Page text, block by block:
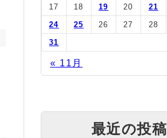
17
18 19 20 21
24
25 26 27 28
31
« 11月
最近の投稿